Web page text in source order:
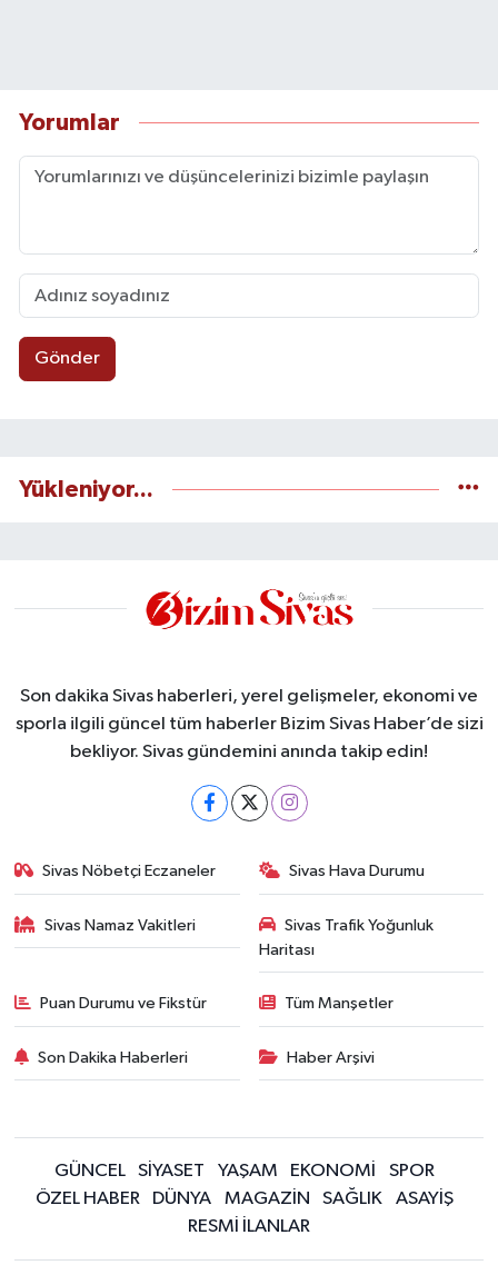
Yorumlar
Gönder
Yükleniyor...
Son dakika Sivas haberleri, yerel gelişmeler, ekonomi ve
sporla ilgili güncel tüm haberler Bizim Sivas Haber’de sizi
bekliyor. Sivas gündemini anında takip edin!
Sivas Nöbetçi Eczaneler Sivas Hava Durumu
Sivas Namaz Vakitleri
Sivas Trafik Yoğunluk
Haritası
Puan Durumu ve Fikstür Tüm Manşetler
Son Dakika Haberleri Haber Arşivi
GÜNCEL SİYASET YAŞAM EKONOMİ
SPOR
ÖZEL HABER
DÜNYA MAGAZİN SAĞLIK
ASAYİŞ
RESMİ İLANLAR